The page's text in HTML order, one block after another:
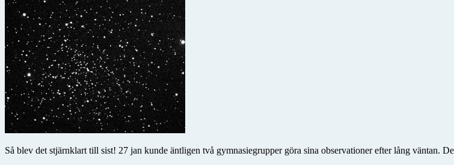
Så blev det stjärnklart till sist! 27 jan kunde äntligen två gymnasiegrupper göra sina observationer efter lång väntan.